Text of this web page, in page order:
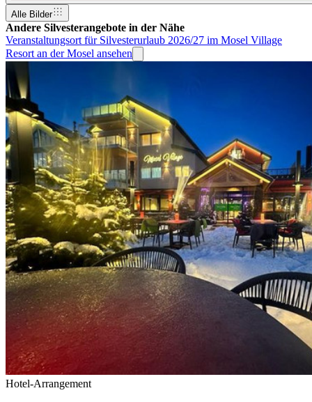
Alle Bilder
Andere Silvesterangebote in der Nähe
Veranstaltungsort für Silvesterurlaub 2026/27 im Mosel Village
Resort an der Mosel ansehen
Hotel-Arrangement